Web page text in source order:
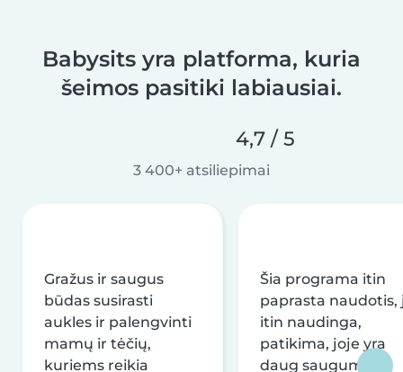
Babysits yra platforma, kuria
šeimos pasitiki labiausiai.
4,7 / 5
3 400+ atsiliepimai
Gražus ir saugus
būdas susirasti
aukles ir palengvinti
mamų ir tėčių,
kuriems reikia
Šia programa itin
paprasta naudotis,
itin naudinga,
patikima, joje yra
daug saugumo ir